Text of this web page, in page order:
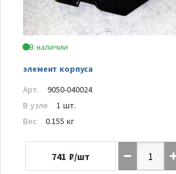
В наличии
элемент корпуса
Арт.
9050-040024
В узле
1 шт.
Вес
0.155 кг
741 ₽/шт